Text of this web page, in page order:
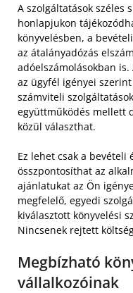
A szolgáltatások széles
honlapjukon
könyvelésben, a
az átalányadózás
adóelszámolásokban
az ügyfél igényei
számviteli
együttműködés mellett
közül választhat.
Ez lehet csak a bevételi
összpontosíthat az
ajánlatukat az Ön
megfelelő, egyedi
kiválasztott könyvelési
Nincsenek rejtett
Megbízható
vállalkozóinak